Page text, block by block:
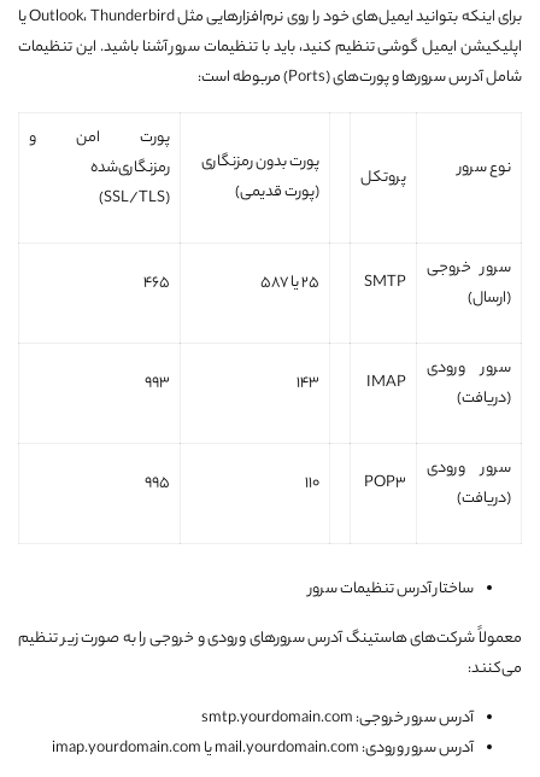
برای اینکه بتوانید ایمیل‌های خود را روی نرم‌افزارهایی مثل Outlook، Thunderbird یا
اپلیکیشن ایمیل گوشی تنظیم کنید، باید با تنظیمات سرور آشنا باشید. این تنظیمات
شامل آدرس سرورها و پورت‌های (Ports) مربوطه است:
نوع سرور پروتکل
پورت بدون رمزنگاری
(پورت قدیمی)
پورت امن و
رمزنگاری‌شده
(SSL/TLS)
سرور خروجی
(ارسال)
SMTP 25 یا 587 465
سرور ورودی
(دریافت)
IMAP
143
993
سرور ورودی
(دریافت)
POP3
110
995
ساختار آدرس تنظیمات سرور
معمولاً شرکت‌های هاستینگ آدرس سرورهای ورودی و خروجی را به صورت زیر تنظیم
می‌کنند:
آدرس سرور خروجی: smtp.yourdomain.com
آدرس سرور ورودی: mail.yourdomain.com یا imap.yourdomain.com